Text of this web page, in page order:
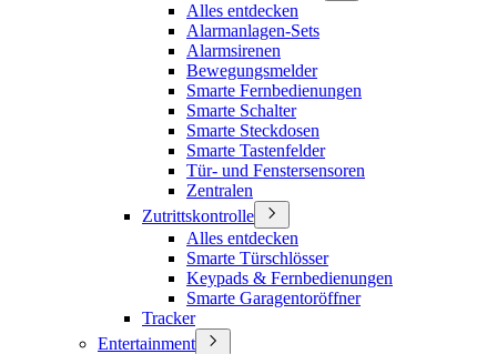
Alles entdecken
Alarmanlagen-Sets
Alarmsirenen
Bewegungsmelder
Smarte Fernbedienungen
Smarte Schalter
Smarte Steckdosen
Smarte Tastenfelder
Tür- und Fenstersensoren
Zentralen
Zutrittskontrolle
Alles entdecken
Smarte Türschlösser
Keypads & Fernbedienungen
Smarte Garagentoröffner
Tracker
Entertainment